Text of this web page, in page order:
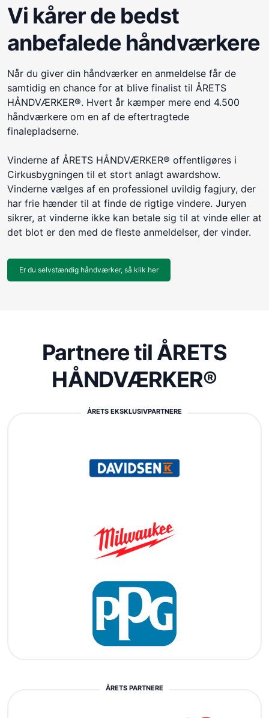
Vi kårer de bedst
anbefalede håndværkere
Når du giver din håndværker en anmeldelse får de
samtidig en chance for at blive finalist til ÅRETS
HÅNDVÆRKER®. Hvert år kæmper mere end 4.500
håndværkere om en af de eftertragtede
finalepladserne.
Vinderne af ÅRETS HÅNDVÆRKER® offentligøres i
Cirkusbygningen til et stort anlagt awardshow.
Vinderne vælges af en professionel uvildig fagjury, der
har frie hænder til at finde de rigtige vindere. Juryen
sikrer, at vinderne ikke kan betale sig til at vinde eller at
det blot er den med de fleste anmeldelser, der vinder.
Er du selvstændig håndværker, så klik her
Partnere til ÅRETS
HÅNDVÆRKER®
ÅRETS EKSKLUSIVPARTNERE
ÅRETS PARTNERE